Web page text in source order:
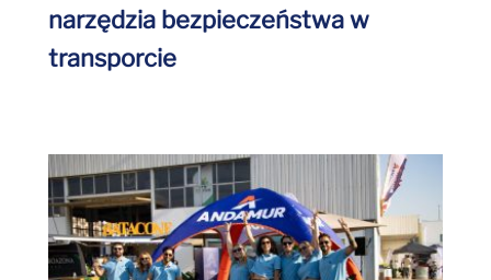
narzędzia bezpieczeństwa w
transporcie